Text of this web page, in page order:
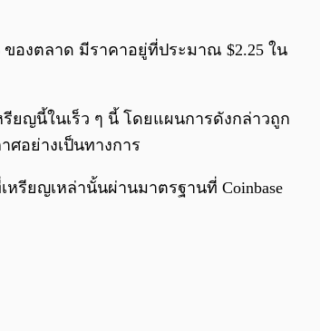
ของตลาด มีราคาอยู่ที่ประมาณ $2.25 ใน
ยญนี้ในเร็ว ๆ นี้ โดยแผนการดังกล่าวถูก
อย่างเป็นทางการ
หรียญเหล่านั้นผ่านมาตรฐานที่ Coinbase